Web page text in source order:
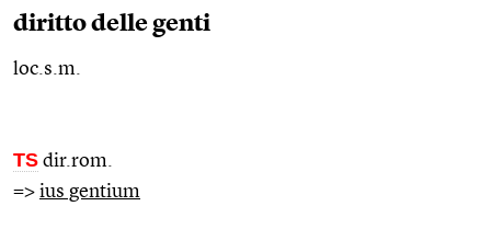
diritto delle genti
loc.s.m.
TS dir.rom.
=> ius gentium